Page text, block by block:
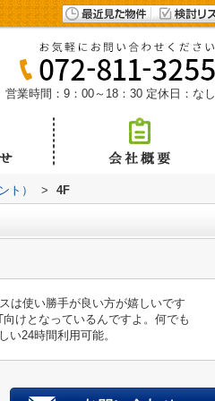
営業時間：9：00～18：30 定休日：なし
ト） > 4F
は使い勝手が良い方が嬉しいです
けとなっているんですよ。何でも
24時間利用可能。